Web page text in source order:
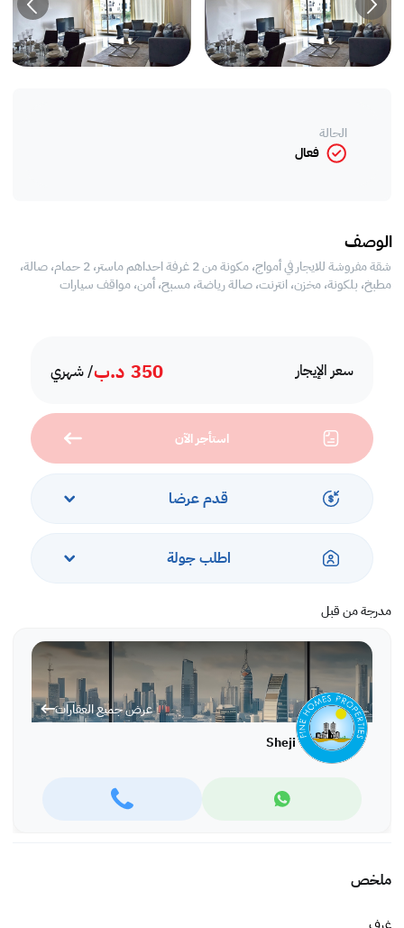
سعر الإيجار 350 د.ب/ شهري
استأجر الآن
قدم عرضا
اطلب جولة
مدرجة من قبل
عرض جميع العقارات
Sheji
الحالة
فعال
الوصف
شقة مفروشة للايجار في أمواج، مكونة من 2 غرفة احداهم ماستر، 2 حمام، صالة،
مطبخ، بلكونة، مخزن، انترنت، صالة رياضة، مسبح، أمن، مواقف سيارات
ملخص